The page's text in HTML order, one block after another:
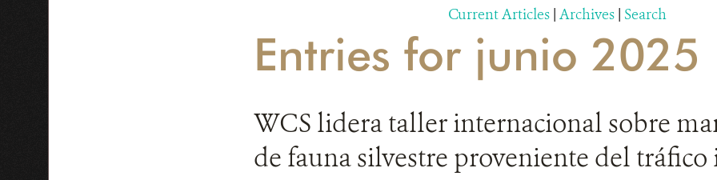
Current Articles | Archives | Search
Entries for junio 2025
WCS lidera taller internacional sobre
de fauna silvestre proveniente del tráfico